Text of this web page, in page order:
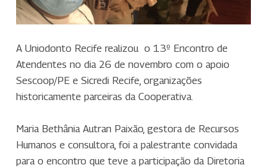
A Uniodonto Recife realizou o 13º Encontro de
Atendentes no dia 26 de novembro com o apoio
Sescoop/PE e Sicredi Recife, organizações
historicamente parceiras da Cooperativa.
Maria Bethânia Autran Paixão, gestora de Recursos
Humanos e consultora, foi a palestrante convidada
para o encontro que teve a participação da Diretoria